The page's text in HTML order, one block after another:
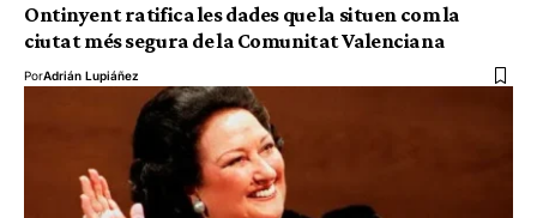
Ontinyent ratifica les dades que la situen com la
ciutat més segura de la Comunitat Valenciana
PorAdrián Lupiáñez